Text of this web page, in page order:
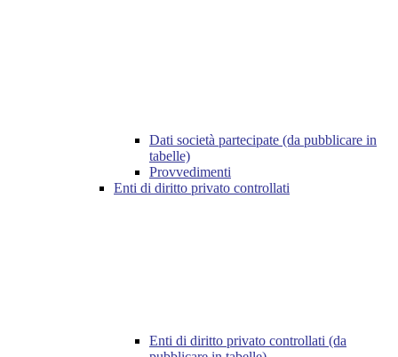
Dati società partecipate (da pubblicare in
tabelle)
Provvedimenti
Enti di diritto privato controllati
Enti di diritto privato controllati (da